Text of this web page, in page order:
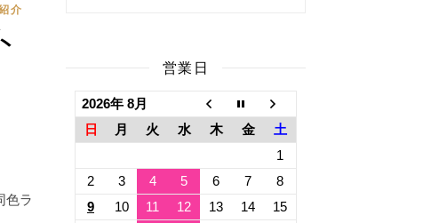
介
色ラ
営業日
2026年 8月
日
月 火 水 木 金
土
1
2
3 4 5 6 7
8
9
10 11 12 13 14
15